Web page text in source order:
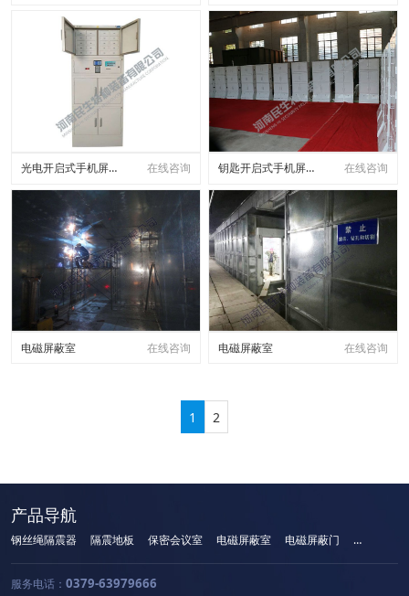
光电开启式手机屏蔽柜 在线咨询 钥匙开启式手机屏蔽柜 在线咨询
电磁屏蔽室 在线咨询 电磁屏蔽室 在线咨询
1 2
产品导航
钢丝绳隔震器 隔震地板 保密会议室 电磁屏蔽室 电磁屏蔽门 手机屏蔽柜
服务电话： 0379-63979666